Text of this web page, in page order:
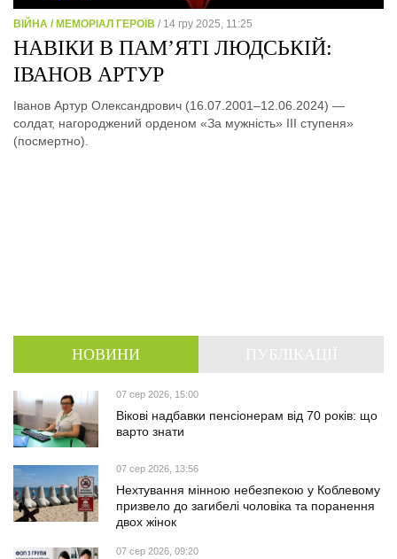
ВІЙНА / МЕМОРІАЛ ГЕРОЇВ / 14 гру 2025, 11:25
НАВІКИ В ПАМ’ЯТІ ЛЮДСЬКІЙ:
ІВАНОВ АРТУР
Іванов Артур Олександрович (16.07.2001–12.06.2024) —
солдат, нагороджений орденом «За мужність» ІІІ ступеня»
(посмертно).
НОВИНИ
07 сер 2026, 15:00
Вікові надбавки пенсіонерам від 70 років: що
варто знати
07 сер 2026, 13:56
Нехтування мінною небезпекою у Коблевому
призвело до загибелі чоловіка та поранення
двох жінок
07 сер 2026, 09:20